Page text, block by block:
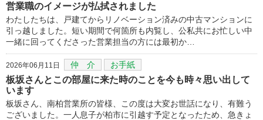
営業職のイメージが払拭されました
わたしたちは、戸建てからリノベーション済みの中古マンションに
引っ越しました。短い期間で何箇所も内覧し、公私共にお忙しい中
一緒に回ってくださった営業担当の方には最初か…
2026年06月11日 仲 介 お手紙
板坂さんとこの部屋に来た時のことを今も時々思い出して
います
板坂さん、南柏営業所の皆様、この度は大変お世話になり、有難う
ございました。一人息子が柏市に引越す予定となったため、急きょ